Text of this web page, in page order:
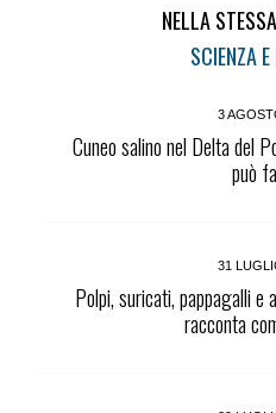
NELLA
SCIENZA
3
Cuneo salino nel Delta del
può
31
Polpi, suricati, pappagalli e
racconta